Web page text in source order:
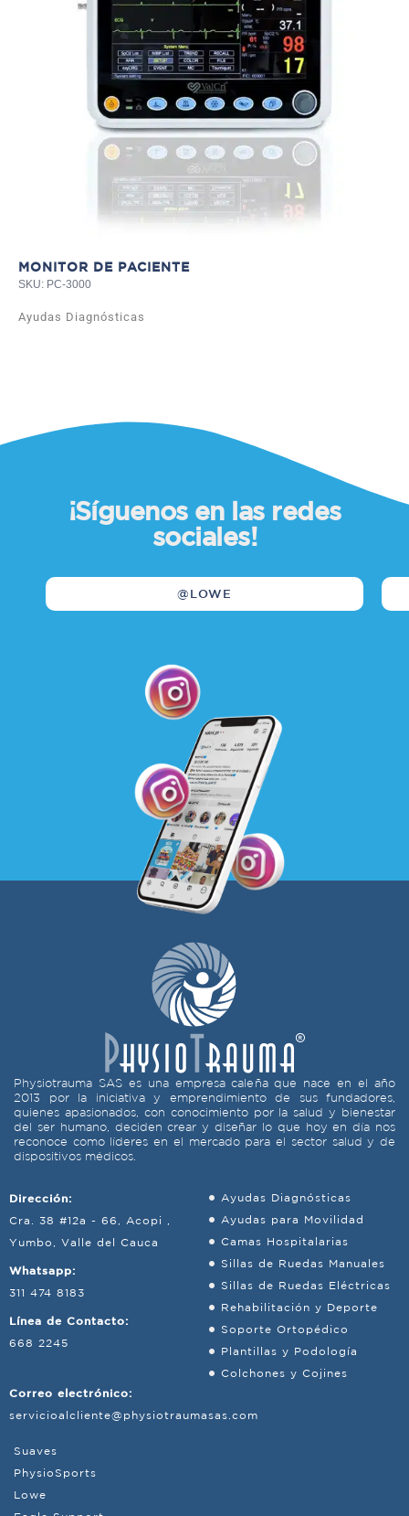
MONITOR DE PACIENTE
SKU: PC-3000
Ayudas Diagnósticas
¡Síguenos en las redes
sociales!
@LOWE
Physiotrauma SAS es una empresa caleña que nace en el año
2013 por la iniciativa y emprendimiento de sus fundadores,
quienes apasionados, con conocimiento por la salud y bienestar
del ser humano, deciden crear y diseñar lo que hoy en día nos
reconoce como líderes en el mercado para el sector salud y de
dispositivos médicos.
Dirección:
Cra. 38 #12a - 66, Acopi ,
Yumbo, Valle del Cauca
Whatsapp:
311 474 8183
Línea de Contacto:
668 2245
Correo electrónico:
servicioalcliente@physiotraumasas.com
Ayudas Diagnósticas
Ayudas para Movilidad
Camas Hospitalarias
Sillas de Ruedas Manuales
Sillas de Ruedas Eléctricas
Rehabilitación y Deporte
Soporte Ortopédico
Plantillas y Podología
Colchones y Cojines
Suaves
PhysioSports
Lowe